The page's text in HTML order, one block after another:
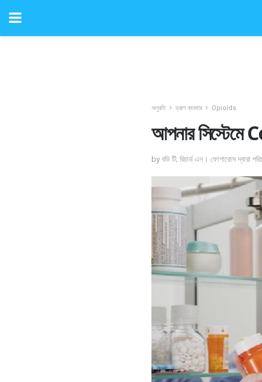
অনুরতি ড্রাগ ব্যবহার Opioids
আপনার সিস্টেমে
by বডি টি; রিচার্ড এন। ফোগারোস দ্বারা